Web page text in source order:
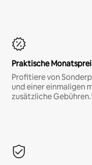
Praktische
Profitiere von
und einer einmaligen
zusätzliche